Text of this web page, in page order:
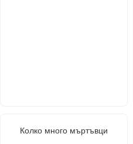
Колко много мъртъвци